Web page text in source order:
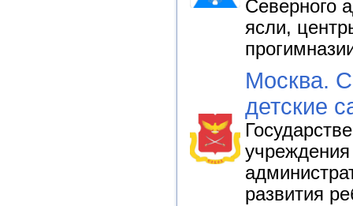
Северного
ясли,
Москва.
детские
развития